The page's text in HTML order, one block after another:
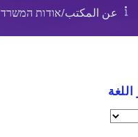
عن المكتب/אודות המשרד